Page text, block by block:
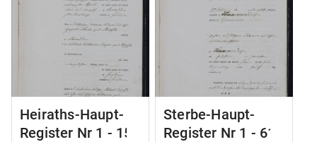
Heiraths-Haupt-
Register Nr 1 - 15
Sterbe-Haupt-
Register Nr 1 - 61